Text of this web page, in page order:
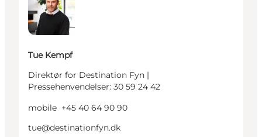
Tue Kempf
Direktør for Destination Fyn |
Pressehenvendelser: 30 59 24 42
mobile +45 40 64 90 90
tue@destinationfyn.dk